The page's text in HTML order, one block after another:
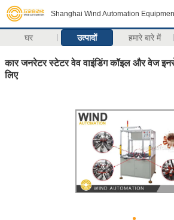
Shanghai Wind Automation
घर उत्पादों हमारे बारे में
कार जनरेटर स्टेटर वेव वाइंडिंग कॉइल और वेज
लिए